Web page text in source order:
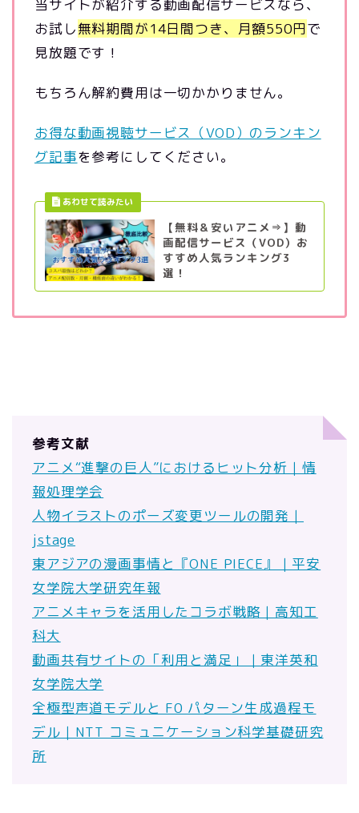
当サイトが紹介する動画配信サービスなら、
お試し無料期間が14日間つき、月額550円で
見放題です！
もちろん解約費用は一切かかりません。
お得な動画視聴サービス（VOD）のランキン
グ記事を参考にしてください。
【無料＆安いアニメ⇒】動
画配信サービス（VOD）お
すすめ人気ランキング3
選！
参考文献
アニメ“進撃の巨人”におけるヒット分析｜情
報処理学会
人物イラストのポーズ変更ツールの開発｜
jstage
東アジアの漫画事情と『ONE PIECE』｜平安
女学院大学研究年報
アニメキャラを活用したコラボ戦略｜高知工
科大
動画共有サイトの「利用と満足」｜東洋英和
女学院大学
全極型声道モデルと F0 パターン生成過程モ
デル｜NTT コミュニケーション科学基礎研究
所